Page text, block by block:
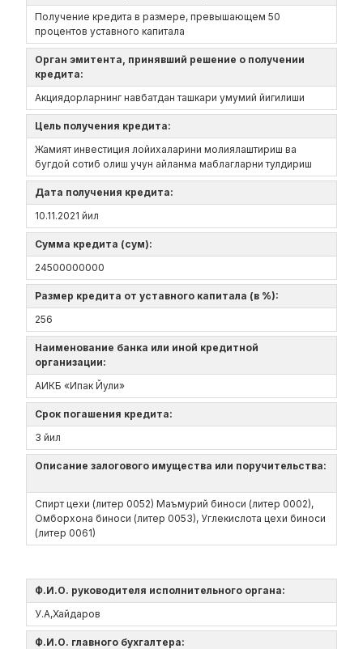
Получение кредита в размере, превышающем 50
процентов уставного капитала
Орган эмитента, принявший решение о получении
кредита:
Акциядорларнинг навбатдан ташкари умумий йигилиши
Цель получения кредита:
Жамият инвестиция лойихаларини молиялаштириш ва
бугдой сотиб олиш учун айланма маблагларни тулдириш
Дата получения кредита:
10.11.2021 йил
Сумма кредита (сум):
24500000000
Размер кредита от уставного капитала (в %):
256
Наименование банка или иной кредитной
организации:
АИКБ «Ипак Йули»
Срок погашения кредита:
3 йил
Описание залогового имущества или поручительства:
Спирт цехи (литер 0052) Маъмурий биноси (литер 0002),
Омборхона биноси (литер 0053), Углекислота цехи биноси
(литер 0061)
Ф.И.О. руководителя исполнительного органа:
У.А,Хайдаров
Ф.И.О. главного бухгалтера: